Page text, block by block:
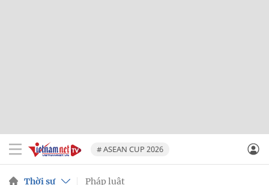
# ASEAN CUP 2026
Thời sự Pháp luật